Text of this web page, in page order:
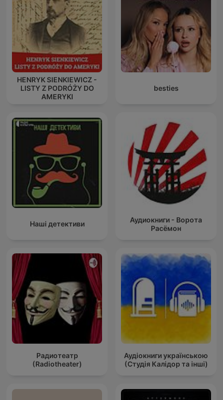
HENRYK SIENKIEWICZ -
LISTY Z PODRÓŻY DO
AMERYKI
besties
Наші детективи
Аудиокниги - Ворота
Расёмон
Радиотеатр
(Radiotheater)
Аудіокниги українською
(Студія Калідор та інші)